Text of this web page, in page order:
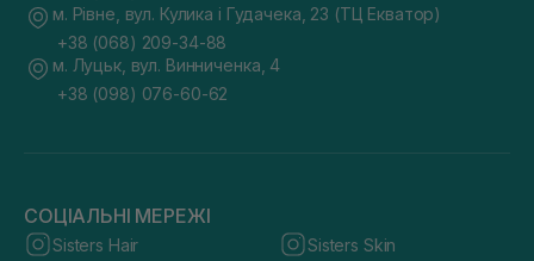
м. Рівне, вул. Кулика і Гудачека, 23 (ТЦ Екватор)
+38 (068) 209-34-88
м. Луцьк, вул. Винниченка, 4
+38 (098) 076-60-62
СОЦІАЛЬНІ МЕРЕЖІ
Sisters Hair Sisters Skin